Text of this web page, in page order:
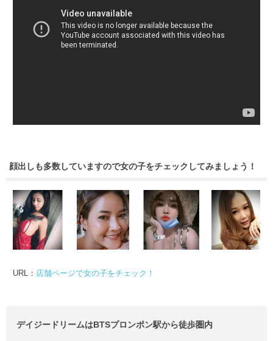
顔出しも多数していますので女の子をチェックしてみましょう！
URL： 店舗ページで女の子をチェック！
デイジードリームはBTSプロンポン駅から徒歩圏内